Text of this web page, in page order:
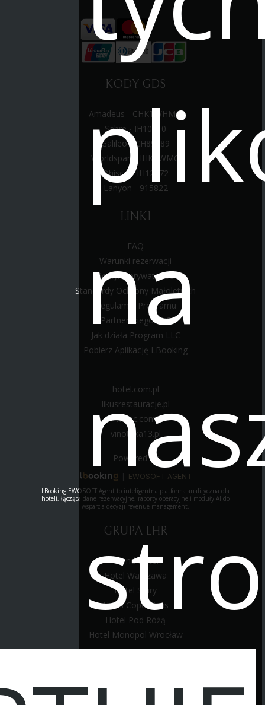
na
KODY GDS
Amadeus - CHKTWHMO
Sabre - IH10910
Galileo - CH89389
Worldspan - IHKTWMO
Dhisco - IH12472
Lanyon - 915822
LINKI
FAQ
Warunki rezerwacji
Polityka prywatności
Standardy Ochrony Małoletnich
Regulamin Programu
Partnerskiego LLC
Jak działa Program LLC
Pobierz Aplikację LBooking
hotel.com.pl
likusrestauracje.pl
vitkac.com
vinoteka13.pl
Powered by
| EWOSOFT AGENT
LBooking EWOSOFT Agent to inteligentna platforma analityczna dla
hoteli, łącząca dane rezerwacyjne, raporty operacyjne i moduły AI do
wsparcia decyzji revenue management.
GRUPA LHR
Grand Hotel
Hotel Warszawa
Hotel Stary
Hotel Copernicus
Hotel Pod Różą
Hotel Monopol Wrocław